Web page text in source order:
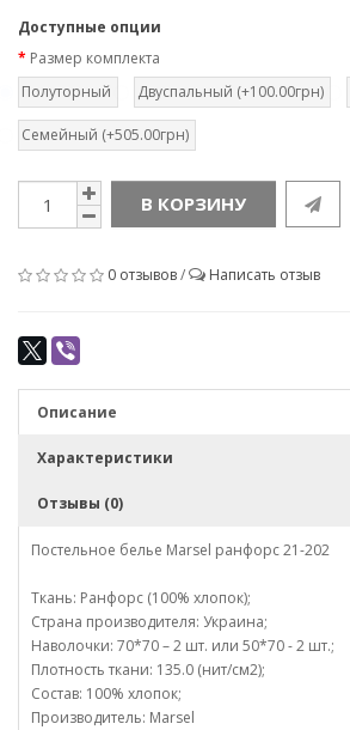
Доступные опции
Размер комплекта
Полуторный
Двуспальный (+100.00грн)
Семейный (+505.00грн)
В КОРЗИНУ
0 отзывов/ Написать отзыв
Описание
Характеристики
Отзывы (0)
Постельное белье Marsel ранфорс 21-202
Ткань: Ранфорс (100% хлопок);
Страна производителя: Украина;
Наволочки: 70*70 – 2 шт. или 50*70 - 2 шт.;
Плотность ткани: 135.0 (нит/см2);
Состав: 100% хлопок;
Производитель: Marsel